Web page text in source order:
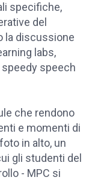
specifiche,
del
la discussione
labs,
speech
che rendono
e momenti di
in alto, un
gli studenti del
- MPC si